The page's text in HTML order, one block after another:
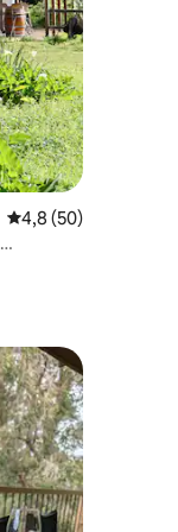
Évaluation moyenne
4,8 (50)